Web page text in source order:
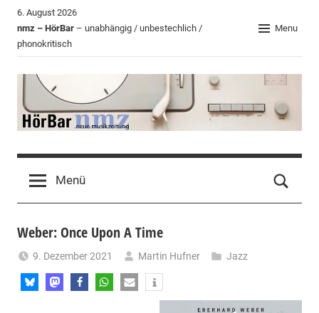
Zum
Inhalt
springen
6. August 2026
nmz – HörBar – unabhängig / unbestechlich /
phonokritisch
Menu
HörBar
der
nmz
Menü
Weber: Once Upon A Time
9. Dezember 2021 Martin Hufner Jazz